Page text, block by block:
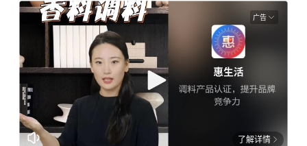
广告
了解详情